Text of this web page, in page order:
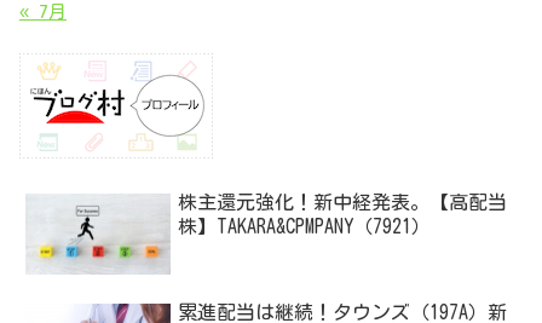
« 7月
株主還元強化！新中経発表。【高配当
株】TAKARA&CPMPANY（7921）
累進配当は継続！タウンズ（197A）新